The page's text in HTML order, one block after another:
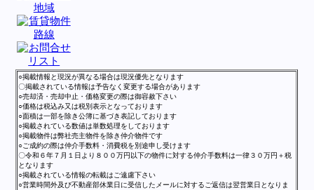
○掲載情報と現況が異なる場合は現況優先となります
〇掲載されている情報は予告なく変更する場合があります
○売却済・売却中止・価格変更の際は御容赦下さい
○価格は税込み又は税別表示となっております
○面積は一部を除き公簿に基づき表記しております
○掲載されている数値は単数処理をしております
○掲載物件は弊社売主物件を除き仲介物件です
○ご成約の際は仲介手数料・消費税を別途申し受けます
〇令和６年７月１日より８００万円以下の物件に対する仲介手数料は一律３０万円＋税
となります
○掲載されている情報の転載はご遠慮下さい
○営業時間外及び不動産部休業日に受信したメールに対するご返信は翌営業日となりま